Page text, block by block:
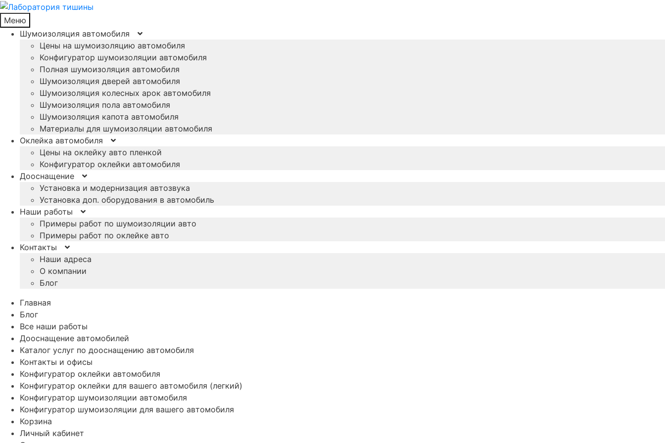
Меню
Шумоизоляция автомобиля
Цены на шумоизоляцию автомобиля
Конфигуратор шумоизоляции автомобиля
Полная шумоизоляция автомобиля
Шумоизоляция дверей автомобиля
Шумоизоляция колесных арок автомобиля
Шумоизоляция пола автомобиля
Шумоизоляция капота автомобиля
Материалы для шумоизоляции автомобиля
Оклейка автомобиля
Цены на оклейку авто пленкой
Конфигуратор оклейки автомобиля
Дооснащение
Установка и модернизация автозвука
Установка доп. оборудования в автомобиль
Наши работы
Примеры работ по шумоизоляции авто
Примеры работ по оклейке авто
Контакты
Наши адреса
О компании
Блог
Главная
Блог
Все наши работы
Дооснащение автомобилей
Каталог услуг по дооснащению автомобиля
Контакты и офисы
Конфигуратор оклейки автомобиля
Конфигуратор оклейки для вашего автомобиля (легкий)
Конфигуратор шумоизоляции автомобиля
Конфигуратор шумоизоляции для вашего автомобиля
Корзина
Личный кабинет